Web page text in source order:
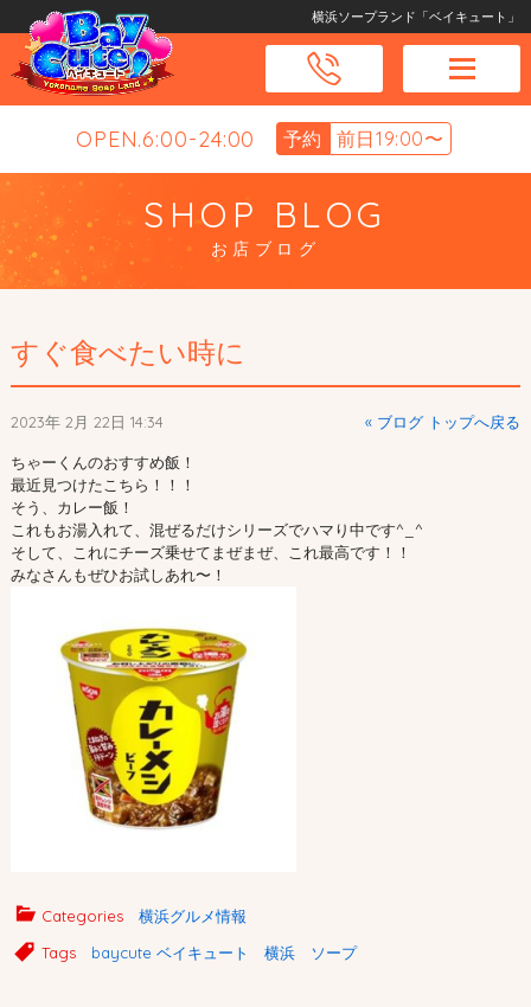
横浜ソープランド「ベイキュート」
OPEN.6:00-24:00 予約 前日19:00〜
SHOP BLOG
お店ブログ
すぐ食べたい時に
2023年 2月 22日 14:34 « ブログ トップへ戻る
ちゃーくんのおすすめ飯！
最近見つけたこちら！！！
そう、カレー飯！
これもお湯入れて、混ぜるだけシリーズでハマり中です^_^
そして、これにチーズ乗せてまぜまぜ、これ最高です！！
みなさんもぜひお試しあれ〜！
Categories
横浜グルメ情報
Tags
baycute ベイキュート 横浜 ソープ